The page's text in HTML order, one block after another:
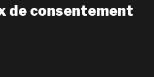
de consentement